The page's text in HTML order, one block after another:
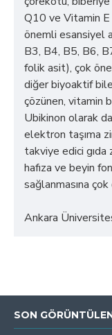
Q10 ve Vitamin E
önemli esansiyel
B3, B4, B5, B6,
folik asit), çok
diğer biyoaktif
çözünen, vitamin
Ubikinon olarak da
elektron taşıma
takviye edici
hafıza ve beyin
sağlanmasına
Ankara
SON